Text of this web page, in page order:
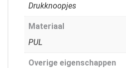
Drukknoopjes
Materiaal
PUL
Overige eigenschappen